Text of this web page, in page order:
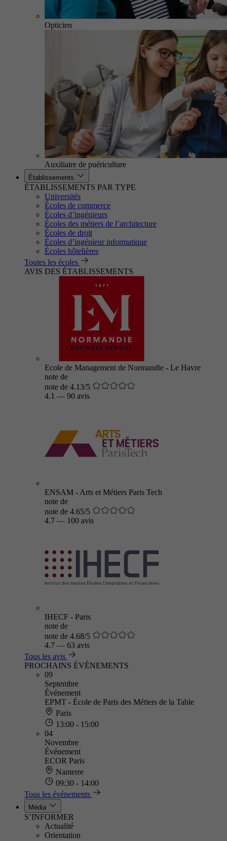
Opticien
Auxiliaire de puériculture
Établissements
ÉTABLISSEMENTS PAR TYPE
Universités
Écoles de commerce
Écoles d’ingénieurs
Écoles des métiers de l’architecture
Écoles de droit
Écoles d’ingénieur informatique
Écoles hôtelières
Toutes les écoles
AVIS DES ÉTABLISSEMENTS
Ecole de Management de Normandie - Le Havre
note de
note de 4.13/5
4.1 — 90 avis
ENSAM - Arts et Métiers Paris Tech
note de
note de 4.65/5
4.7 — 100 avis
IHECF - Paris
note de
note de 4.68/5
4.7 — 63 avis
Tous les avis
PROCHAINS ÉVÈNEMENTS
09
Septembre
Événement
EPMT - École de Paris des Métiers de la Table
Paris
13:00 - 15:00
04
Novembre
Événement
ECOR Paris
Nanterre
09:30 - 14:00
Tous les événements
Média
S’INFORMER
Actualité
Orientation